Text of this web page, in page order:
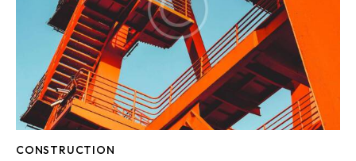
CONSTRUCTION